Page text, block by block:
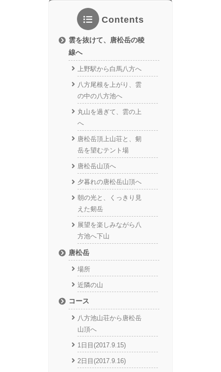
Contents
雲を抜けて、唐松岳の稜
線へ
上野駅から白馬八方へ
八方尾根を上がり、雲
の中の八方池へ
丸山を過ぎて、雲の上
へ
唐松岳頂上山荘と、剱
岳を望むテント場
唐松岳山頂へ
夕暮れの唐松岳山頂へ
朝の光と、くっきり見
えた剱岳
展望を楽しみながら八
方池へ下山
唐松岳
場所
近隣の山
コース
八方池山荘から唐松岳
山頂へ
1日目(2017.9.15)
2日目(2017.9.16)